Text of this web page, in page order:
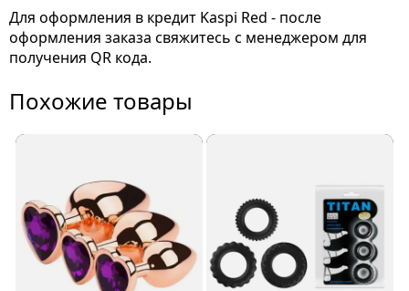
Для оформления в кредит Kaspi Red - после
оформления заказа свяжитесь с менеджером для
получения QR кода.
Похожие товары